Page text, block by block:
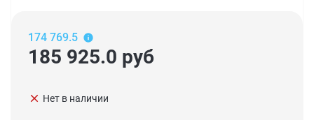
174 769.5
185 925.0 руб
clear Нет в наличии